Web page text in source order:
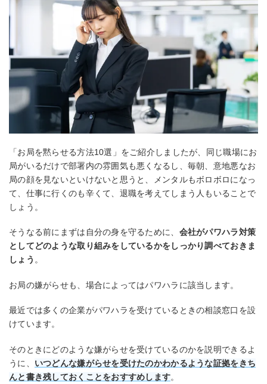
「お局を黙らせる方法10選」をご紹介しましたが、同じ職場にお
局がいるだけで部署内の雰囲気も悪くなるし、毎朝、意地悪なお
局の顔を見ないといけないと思うと、メンタルもボロボロになっ
て、仕事に行くのも辛くて、退職を考えてしまう人もいることで
しょう。
そうなる前にまずは自分の身を守るために、 会社がパワハラ対策
としてどのような取り組みをしているかをしっかり調べておきま
しょう 。
お局の嫌がらせも、場合によってはパワハラに該当します。
最近では多くの企業がパワハラを受けているときの相談窓口を設
けています。
そのときにどのような嫌がらせを受けているのかを説明できるよ
うに、 いつどんな嫌がらせを受けたのかわかるような証拠をきち
んと書き残しておくことをおすすめします。